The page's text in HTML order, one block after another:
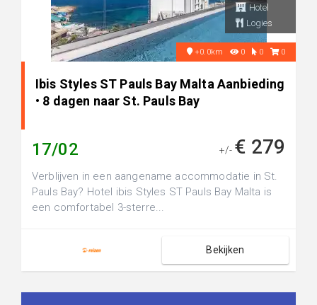
Hotel
Logies
+0.0km 0 0 0
Ibis Styles ST Pauls Bay Malta Aanbieding
• 8 dagen naar St. Pauls Bay
17/02 +/- € 279
Verblijven in een aangename accommodatie in St.
Pauls Bay? Hotel ibis Styles ST Pauls Bay Malta is
een comfortabel 3-sterre...
Bekijken